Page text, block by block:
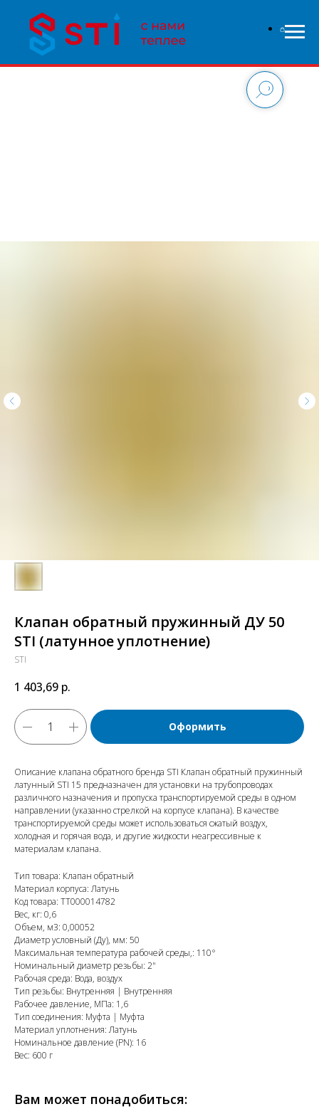
В связи с высокой нагрузкой на сайт - заказы
обрабатываются дольше чем обычно, приносим свои
извинения и надеемся на понимание с вашей стороны.
Клапан обратный пружинный ДУ 50
STI (латунное уплотнение)
STI
1 403,69 р.
Оформить
Описание клапана обратного бренда STI Клапан обратный пружинный
латунный STI 15 предназначен для установки на трубопроводах
различного назначения и пропуска транспортируемой среды в одном
направлении (указанно стрелкой на корпусе клапана). В качестве
транспортируемой среды может использоваться сжатый воздух,
холодная и горячая вода, и другие жидкости неагрессивные к
материалам клапана.
Тип товара: Клапан обратный
Материал корпуса: Латунь
Код товара: ТТ000014782
Вес, кг: 0,6
Объем, м3: 0,00052
Диаметр условный (Ду), мм: 50
Максимальная температура рабочей среды,: 110°
Номинальный диаметр резьбы: 2"
Рабочая среда: Вода, воздух
Тип резьбы: Внутренняя | Внутренняя
Рабочее давление, МПа: 1,6
Тип соединения: Муфта | Муфта
Материал уплотнения: Латунь
Номинальное давление (PN): 16
Вес: 600 г
Вам может понадобиться: